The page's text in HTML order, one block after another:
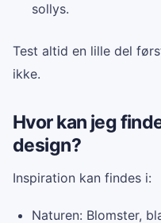
sollys.
Test altid en lille del
ikke.
Hvor kan jeg
design?
Inspiration kan findes i:
Naturen: Blomster,